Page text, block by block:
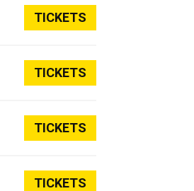
TICKETS
TICKETS
TICKETS
TICKETS